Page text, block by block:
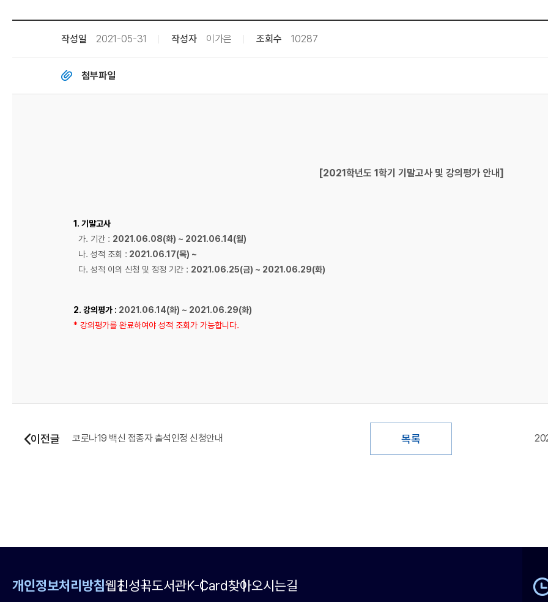
작성일 2021-05-31 작성자 이가은 조회수 10287
첨부파일
[2021학년도 1학기 기말고사 및 강의평가 안내]
1. 기말고사
가. 기간 : 2021.06.08(화) ~ 2021.06.14(월)
나. 성적 조회 : 2021.06.17(목) ~
다. 성적 이의 신청 및 정정 기간 : 2021.06.25(금) ~ 2021.06.29(화)
2. 강의평가 : 2021.06.14(화) ~ 2021.06.29(화)
* 강의평가를 완료하여야 성적 조회가 가능합니다.
이전글 코로나19 백신 접종자 출석인정 신청안내 목록
개인정보처리방침웹진성곡도서관K-Card찾아오시는길